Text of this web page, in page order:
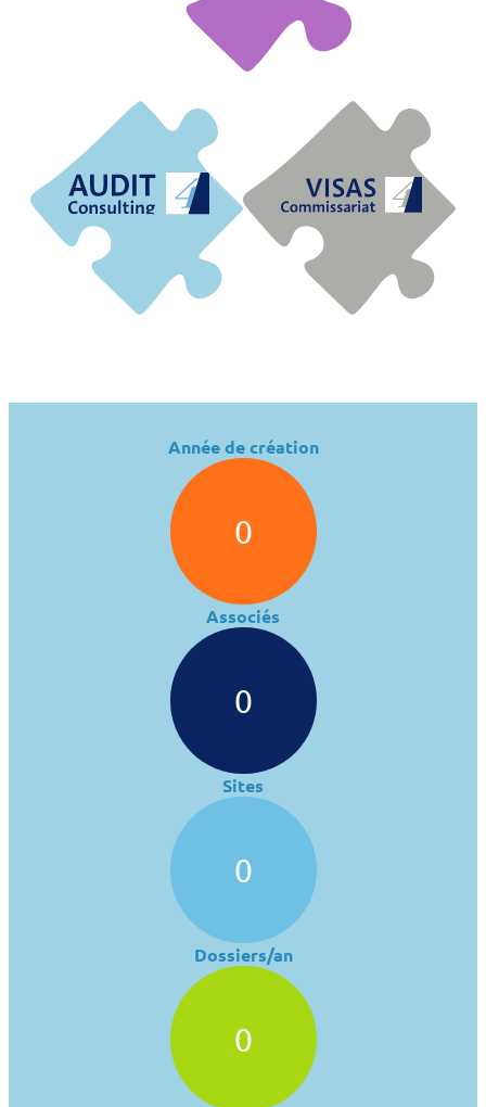
Pilotage
Transactions
Certification
Audit
Année de création
0
Associés
0
Sites
0
Dossiers/an
0